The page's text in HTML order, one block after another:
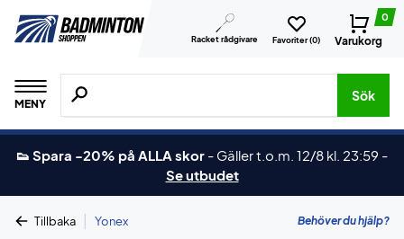
Racket rådgivare Favoriter (0)
0
Varukorg
MENY
Sök efter produkter, märken osv.
Sök
👟 Spara -20% på ALLA skor - Gäller t.o.m. 12/8 kl. 23:59 -
Se utbudet
Tillbaka | Yonex Behöver du hjälp?